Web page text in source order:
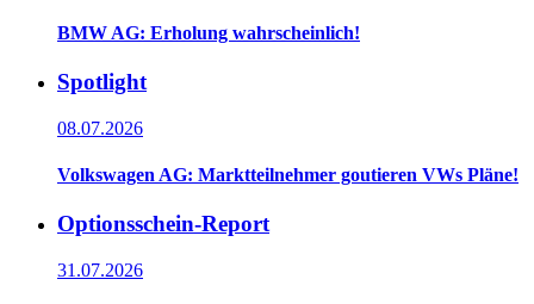
BMW AG: Erholung wahrscheinlich!
Spotlight
08.07.2026
Volkswagen AG: Marktteilnehmer goutieren VWs Pläne!
Optionsschein-Report
31.07.2026